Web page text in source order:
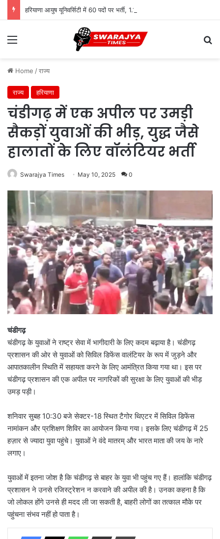
हरियाणा आयुष यूनिवर्सिटी में 60 पदों पर भर्ती, 1.12 लाख तक सैलरी
Menu
Home /राज्य
राज्य हरियाणा
चंडीगढ़ में एक अपील पर उमड़ी
सैकड़ों युवाओं की भीड़, युद्ध जैसे
हालातों के लिए वॉलंटियर भर्ती
Swarajya Times May 10, 2025 0
चंडीगढ़
चंडीगढ़ के युवाओं ने राष्ट्र सेवा में भागीदारी के लिए कदम बढ़ाया है। चंडीगढ़
प्रशासन की ओर से युवाओं को सिविल डिफेंस वालंटियर के रूप में जुड़ने और
आपातकालीन स्थिति में सहायता करने के लिए आमंत्रित किया गया था। इस पर
चंडीगढ़ प्रशासन की एक अपील पर नागरिकों की सुरक्षा के लिए युवाओं की भीड़
उमड़ पड़ी।
शनिवार सुबह 10:30 बजे सेक्टर-18 स्थित टैगोर थिएटर में सिविल डिफेंस
नामांकन और प्रशिक्षण शिविर का आयोजन किया गया। इसके लिए चंडीगढ़ में 25
हज़ार से ज्यादा युवा पहुंचे। युवाओं ने वंदे मातरम् और भारत माता की जय के नारे
लगाए।
युवाओं में इतना जोश है कि चंडीगढ़ से बाहर के युवा भी पहुंच गए हैं। हालांकि चंडीगढ़
प्रशासन ने उनसे रजिस्ट्रेशन न करवाने की अपील की है। उनका कहना है कि
जो लोकल होंगे उनसे ही मदद ली जा सकती है, बाहरी लोगों का तत्काल मौके पर
पहुंचना संभव नहीं हो पाता है।